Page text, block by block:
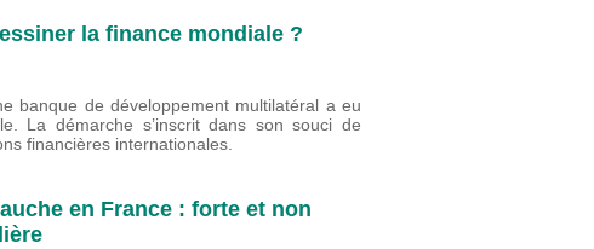
la finance mondiale ?
banque de développement multilatéral a eu
La démarche s’inscrit dans son souci de
financières internationales.
en France : forte et non